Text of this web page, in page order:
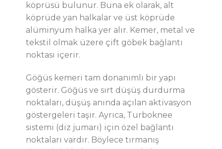
köprüsü bulunur. Buna ek olarak, alt
köprüde yan halkalar ve üst köprüde
alüminyum halka yer alır. Kemer, metal ve
tekstil olmak üzere çift göbek bağlantı
noktası içerir.
Göğüs kemeri tam donanımlı bir yapı
gösterir. Göğüs ve sırt düşüş durdurma
noktaları, düşüş anında açılan aktivasyon
göstergeleri taşır. Ayrıca, Turboknee
sistemi (diz jumarı) için özel bağlantı
noktaları vardır. Böylece tırmanış